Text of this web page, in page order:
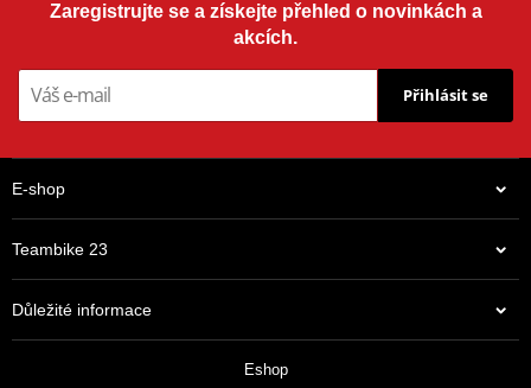
Na centrálním skladu v ČR
Zaregistrujte se a získejte přehled o novinkách a
akcích.
Přihlásit se
E-shop
Teambike 23
Důležité informace
Eshop